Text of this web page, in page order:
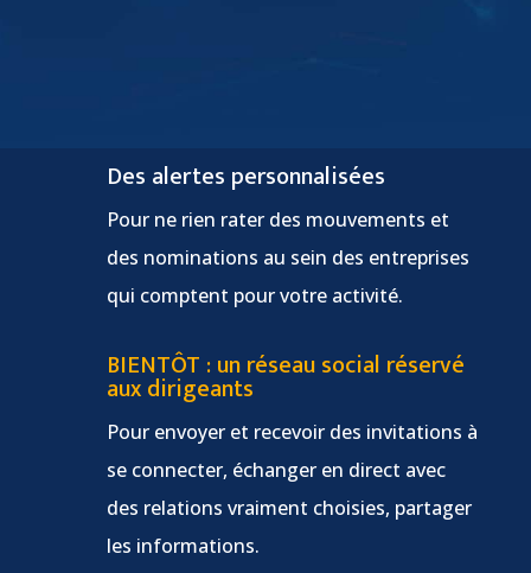
Des alertes personnalisées
Pour ne rien rater des mouvements et
des nominations au sein des entreprises
qui comptent pour votre activité.
BIENTÔT : un réseau social réservé
aux dirigeants
Pour envoyer et recevoir des invitations à
se connecter, échanger en direct avec
des relations vraiment choisies, partager
les informations.